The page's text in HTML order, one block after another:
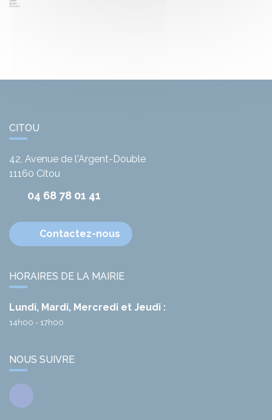
CITOU
42, Avenue de l'Argent-Double
11160 Citou
04 68 78 01 41
Contactez-nous
HORAIRES DE LA MAIRIE
Lundi, Mardi, Mercredi et Jeudi :
14h00 - 17h00
NOUS SUIVRE
Facebook